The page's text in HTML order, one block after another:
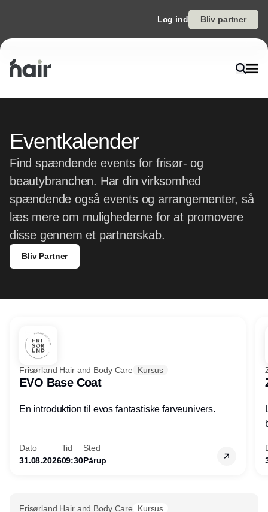
Log ind Bliv partner
Eventkalender
Find spændende events for frisør- og
beautybranchen. Har din virksomhed
spændende også events og arrangementer, så
læs mere om mulighederne for at promovere
disse gennem et partnerskab.
Bliv Partner
Frisørland Hair and Body Care Kursus
EVO Base Coat
En introduktion til evos fantastiske farveunivers.
Dato
31.08.2026
Tid
09:30
Sted
Pårup
Frisørland Hair and Body Care Kursus